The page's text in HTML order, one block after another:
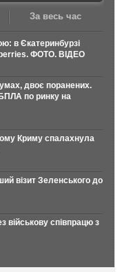
За весь час
в Єкатеринбурзі
ФОТО. ВІДЕО
двоє поранених.
по ринку на
Криму спалахнула
візит Зеленського до
військову співпрацю з